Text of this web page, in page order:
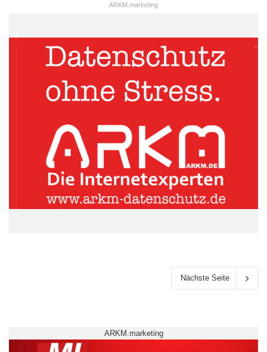
ARKM.marketing
Nächste Seite
ARKM.marketing